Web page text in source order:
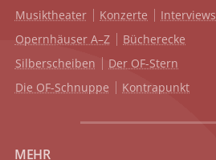
Musiktheater Konzerte
Interviews
Opernhäuser A–Z
Bücherecke
Silberscheiben
Der OF-Stern
Die OF-Schnuppe
Kontrapunkt
MEHR